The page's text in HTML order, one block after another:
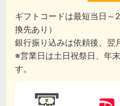
ギフトコードは最短当日～
換先あり）
銀行振り込みは依頼後、翌
※営業日は土日祝祭日、年
す。